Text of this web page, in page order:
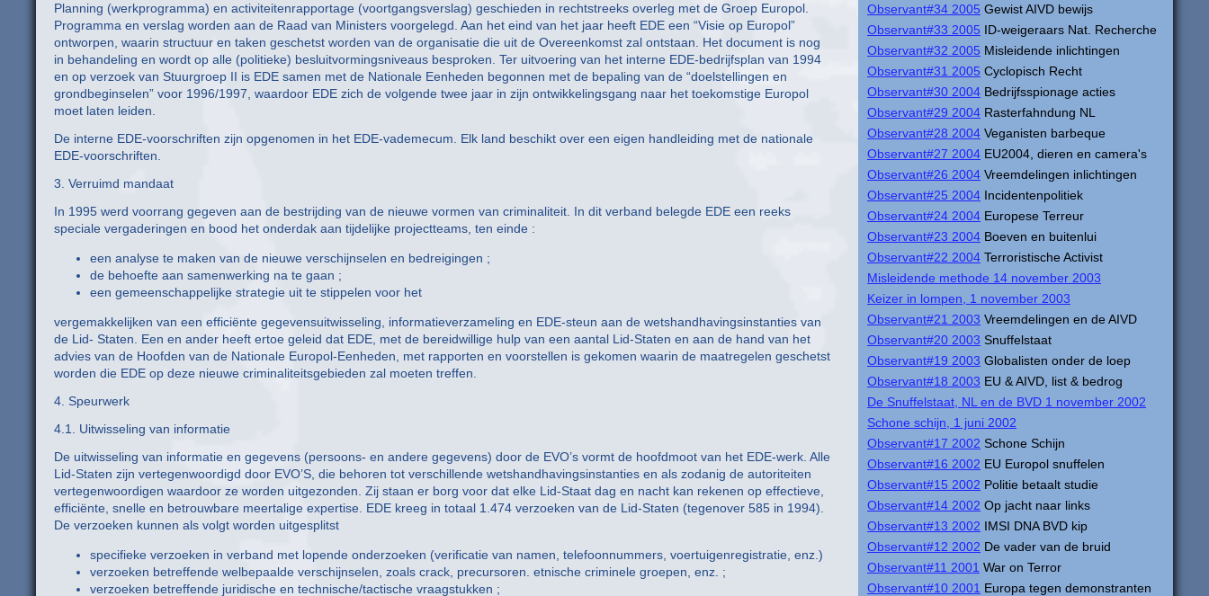
Observant#34 2005 Gewist AIVD bewijs
Observant#33 2005 ID-weigeraars Nat. Recherche
Observant#32 2005 Misleidende inlichtingen
Observant#31 2005 Cyclopisch Recht
Observant#30 2004 Bedrijfsspionage acties
Observant#29 2004 Rasterfahndung NL
Observant#28 2004 Veganisten barbeque
Observant#27 2004 EU2004, dieren en camera's
Observant#26 2004 Vreemdelingen inlichtingen
Observant#25 2004 Incidentenpolitiek
Observant#24 2004 Europese Terreur
Observant#23 2004 Boeven en buitenlui
Observant#22 2004 Terroristische Activist
Misleidende methode 14 november 2003
Keizer in lompen, 1 november 2003
Observant#21 2003 Vreemdelingen en de AIVD
Observant#20 2003 Snuffelstaat
Observant#19 2003 Globalisten onder de loep
Observant#18 2003 EU & AIVD, list & bedrog
De Snuffelstaat, NL en de BVD 1 november 2002
Schone schijn, 1 juni 2002
Observant#17 2002 Schone Schijn
Observant#16 2002 EU Europol snuffelen
Observant#15 2002 Politie betaalt studie
Observant#14 2002 Op jacht naar links
Observant#13 2002 IMSI DNA BVD kip
Observant#12 2002 De vader van de bruid
Observant#11 2001 War on Terror
Observant#10 2001 Europa tegen demonstranten
Planning (werkprogramma) en activiteitenrapportage (voortgangsverslag) geschieden in rechtstreeks overleg met de Groep Europol.
Programma en verslag worden aan de Raad van Ministers voorgelegd. Aan het eind van het jaar heeft EDE een “Visie op Europol”
ontworpen, waarin structuur en taken geschetst worden van de organisatie die uit de Overeenkomst zal ontstaan. Het document is nog
in behandeling en wordt op alle (politieke) besluitvormingsniveaus besproken. Ter uitvoering van het interne EDE-bedrijfsplan van 1994
en op verzoek van Stuurgroep II is EDE samen met de Nationale Eenheden begonnen met de bepaling van de “doelstellingen en
grondbeginselen” voor 1996/1997, waardoor EDE zich de volgende twee jaar in zijn ontwikkelingsgang naar het toekomstige Europol
moet laten leiden.
De interne EDE-voorschriften zijn opgenomen in het EDE-vademecum. Elk land beschikt over een eigen handleiding met de nationale
EDE-voorschriften.
3. Verruimd mandaat
In 1995 werd voorrang gegeven aan de bestrijding van de nieuwe vormen van criminaliteit. In dit verband belegde EDE een reeks
speciale vergaderingen en bood het onderdak aan tijdelijke projectteams, ten einde :
een analyse te maken van de nieuwe verschijnselen en bedreigingen ;
de behoefte aan samenwerking na te gaan ;
een gemeenschappelijke strategie uit te stippelen voor het
vergemakkelijken van een efficiënte gegevensuitwisseling, informatieverzameling en EDE-steun aan de wetshandhavingsinstanties van
de Lid- Staten. Een en ander heeft ertoe geleid dat EDE, met de bereidwillige hulp van een aantal Lid-Staten en aan de hand van het
advies van de Hoofden van de Nationale Europol-Eenheden, met rapporten en voorstellen is gekomen waarin de maatregelen geschetst
worden die EDE op deze nieuwe criminaliteitsgebieden zal moeten treffen.
4. Speurwerk
4.1. Uitwisseling van informatie
De uitwisseling van informatie en gegevens (persoons- en andere gegevens) door de EVO’s vormt de hoofdmoot van het EDE-werk. Alle
Lid-Staten zijn vertegenwoordigd door EVO’S, die behoren tot verschillende wetshandhavingsinstanties en als zodanig de autoriteiten
vertegenwoordigen waardoor ze worden uitgezonden. Zij staan er borg voor dat elke Lid-Staat dag en nacht kan rekenen op effectieve,
efficiënte, snelle en betrouwbare meertalige expertise. EDE kreeg in totaal 1.474 verzoeken van de Lid-Staten (tegenover 585 in 1994).
De verzoeken kunnen als volgt worden uitgesplitst
specifieke verzoeken in verband met lopende onderzoeken (verificatie van namen, telefoonnummers, voertuigenregistratie, enz.)
verzoeken betreffende welbepaalde verschijnselen, zoals crack, precursoren. etnische criminele groepen, enz. ;
verzoeken betreffende juridische en technische/tactische vraagstukken ;